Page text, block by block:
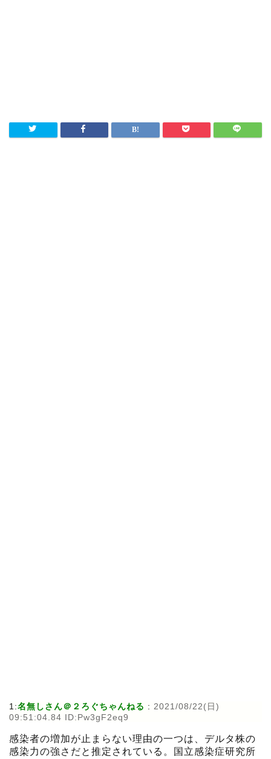
1:名無しさん＠２ろぐちゃんねる : 2021/08/22(日)
09:51:04.84 ID:Pw3gF2eq9
感染者の増加が止まらない理由の一つは、デルタ株の
感染力の強さだと推定されている。国立感染症研究所